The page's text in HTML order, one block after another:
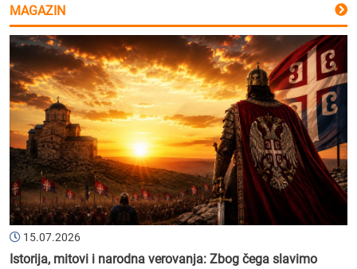
MAGAZIN
15.07.2026
Istorija, mitovi i narodna verovanja: Zbog čega slavimo